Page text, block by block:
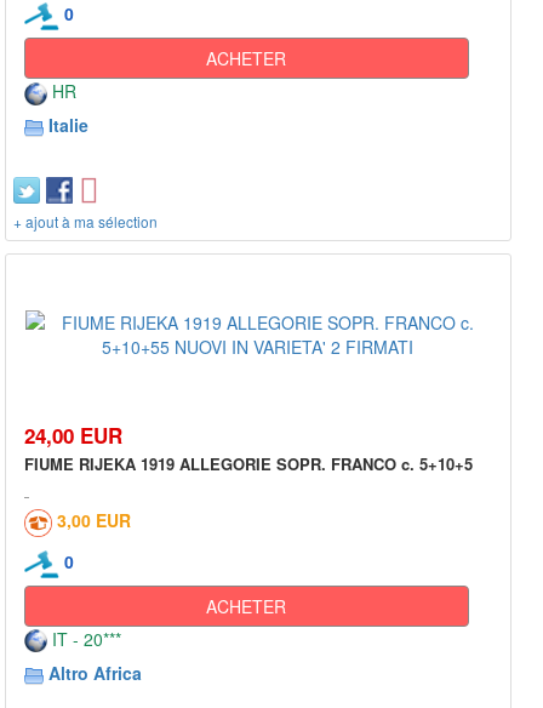
0
ACHETER
HR
Italie
+ ajout à ma sélection
24,00 EUR
FIUME RIJEKA 1919 ALLEGORIE SOPR. FRANCO c. 5+10+5
3,00 EUR
0
ACHETER
IT - 20***
Altro Africa